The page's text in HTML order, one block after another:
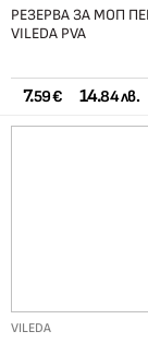
РЕЗЕРВА ЗА МОП
VILEDA PVA
7.59 € 14.84 лв.
VILEDA